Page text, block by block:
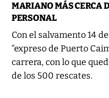
MARIANO MÁS CERCA
PERSONAL
Con el salvamento 14
“expreso de Puerto
carrera, con lo que
de los 500 rescates.